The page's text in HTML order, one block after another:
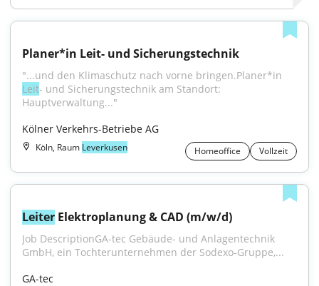
Planer*in Leit- und Sicherungstechnik
Leit- und Sicherungstechnik am Standort:
Hauptverwaltung..."
Kölner Verkehrs-Betriebe AG
Köln, Raum Leverkusen Homeoffice Vollzeit
Leiter Elektroplanung & CAD (m/w/d)
Job DescriptionGA-tec Gebäude- und Anlagentechnik
GmbH, ein Tochterunternehmen der Sodexo-Gruppe,...
GA-tec